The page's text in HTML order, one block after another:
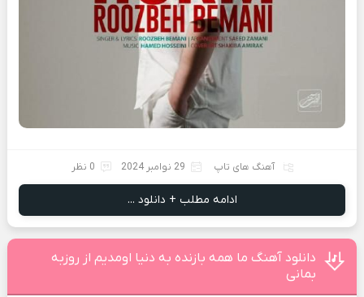
آهنگ های تاپ 29 نوامبر 2024 0 نظر
ادامه مطلب + دانلود ...
دانلود آهنگ ما همه بازنده به دنیا اومدیم از روزبه
بمانی